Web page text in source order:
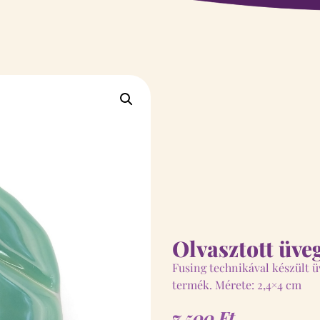
Olvasztott
Fusing technikával készült
termék. Mérete: 2,4×4 cm